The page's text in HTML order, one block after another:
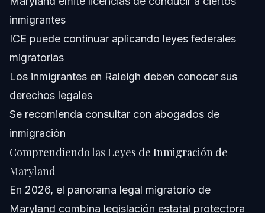
inmigrantes
ICE puede continuar aplicando leyes federales
migratorias
Los inmigrantes en Raleigh deben conocer sus
derechos legales
Se recomienda consultar con abogados de
inmigración
Comprendiendo las Leyes de Inmigración de
Maryland
En 2026, el panorama legal migratorio de
Maryland combina legislación estatal protectora